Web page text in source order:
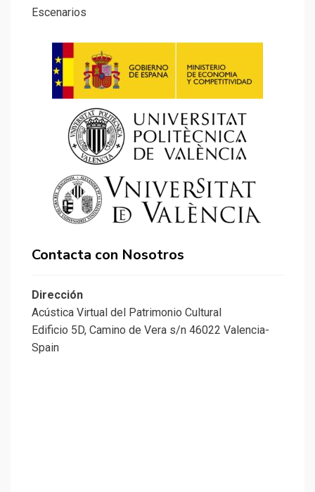
Escenarios
Contacta con Nosotros
Dirección
Acústica Virtual del Patrimonio Cultural
Edificio 5D, Camino de Vera s/n 46022 Valencia-
Spain